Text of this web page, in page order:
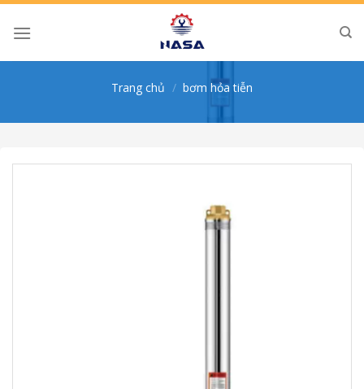
Skip
Trang chủ / bơm hỏa tiễn